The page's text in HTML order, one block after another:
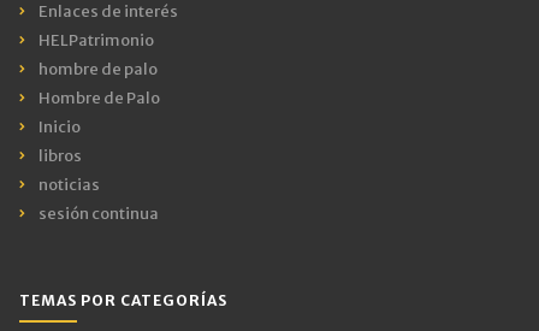
Enlaces de interés
HELPatrimonio
hombre de palo
Hombre de Palo
Inicio
libros
noticias
sesión continua
TEMAS POR CATEGORÍAS